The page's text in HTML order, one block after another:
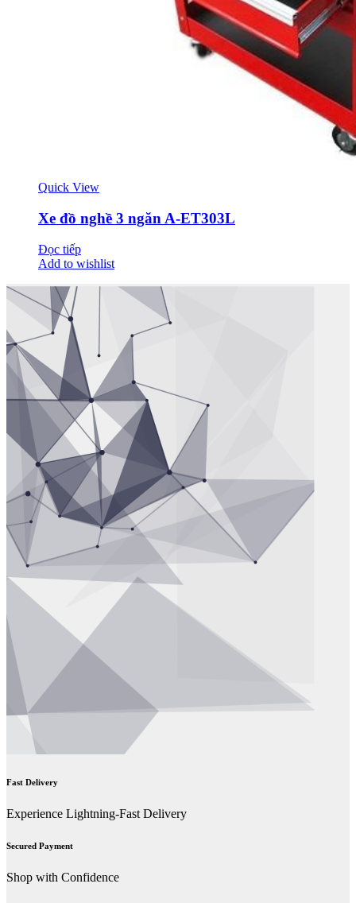
Quick View
Xe đồ nghề 3 ngăn A-ET303L
Đọc tiếp
Add to wishlist
Fast Delivery
Experience Lightning-Fast Delivery
Secured Payment
Shop with Confidence